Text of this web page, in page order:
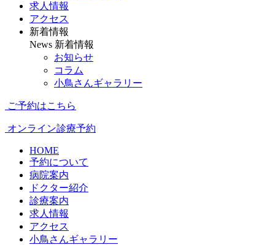
求人情報
アクセス
新着情報
News 新着情報
お知らせ
コラム
小鳥さんギャラリー
ご予約はこちら
オンライン診療予約
HOME
予約について
病院案内
ドクター紹介
診療案内
求人情報
アクセス
小鳥さんギャラリー